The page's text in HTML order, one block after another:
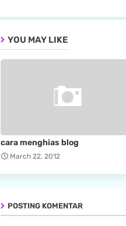
YOU MAY LIKE
cara menghias blog
March 22, 2012
POSTING KOMENTAR